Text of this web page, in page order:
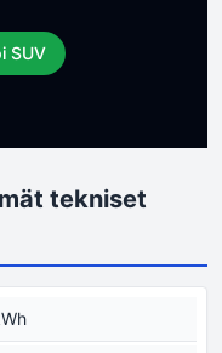
SUV
tekniset